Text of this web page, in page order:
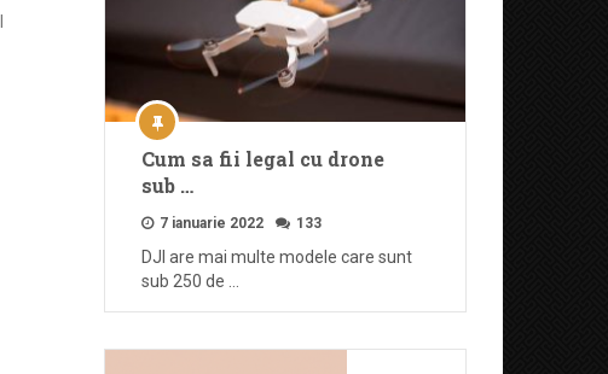
Cum sa fii legal cu drone
sub …
7 ianuarie 2022 133
DJI are mai multe modele care sunt
sub 250 de …